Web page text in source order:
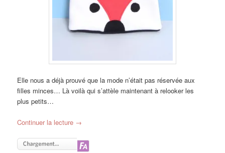
Elle nous a déjà prouvé que la mode n’était pas réservée aux
filles minces… Là voilà qui s’attèle maintenant à relooker les
plus petits…
Continuer la lecture →